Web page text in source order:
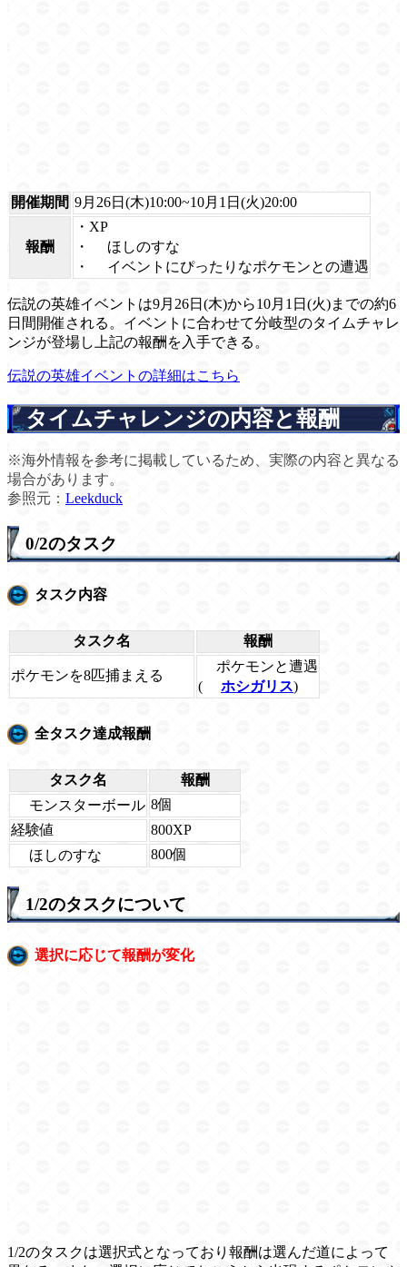
開催期間 9月26日(木)10:00~10月1日(火)20:00
報酬
・XP
・
ほしのすな
・
イベントにぴったりなポケモンとの遭遇
伝説の英雄イベントは9月26日(木)から10月1日(火)までの約6
日間開催される。イベントに合わせて分岐型のタイムチャレ
ンジが登場し上記の報酬を入手できる。
伝説の英雄イベントの詳細はこちら
タイムチャレンジの内容と報酬
※海外情報を参考に掲載しているため、実際の内容と異なる
場合があります。
参照元： Leekduck
0/2のタスク
タスク内容
タスク名 報酬
ポケモンを8匹捕まえる
ポケモンと遭遇
(
ホシガリス)
全タスク達成報酬
タスク名
報酬
モンスターボール 8個
経験値
800XP
ほしのすな
800個
1/2のタスクについて
選択に応じて報酬が変化
1/2のタスクは選択式となっており報酬は選んだ道によって